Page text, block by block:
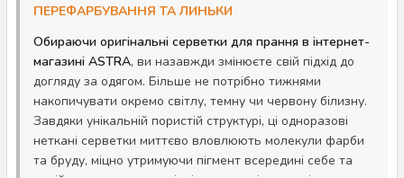
ПЕРЕФАРБУВАННЯ ТА ЛИНЬКИ
Обираючи оригінальні серветки для прання в інтернет-
магазині ASTRA, ви назавжди змінюєте свій підхід до
догляду за одягом. Більше не потрібно тижнями
накопичувати окремо світлу, темну чи червону білизну.
Завдяки унікальній пористій структурі, ці одноразові
неткані серветки миттєво вловлюють молекули фарби
та бруду, міцно утримуючи пігмент всередині себе та